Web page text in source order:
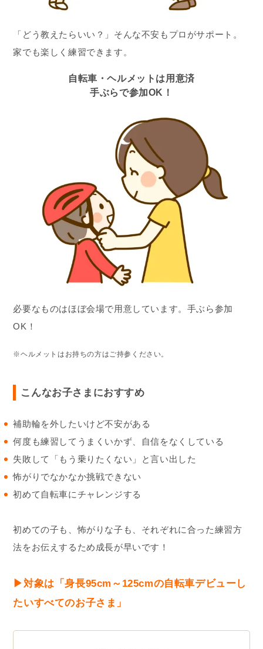
「どう教えたらいい？」そんな不安もプロがサポート。
家でも楽しく練習できます。
自転車・ヘルメットは用意済
手ぶらで参加OK！
必要なものはほぼ会場で用意しています。手ぶら参加
OK！
※ヘルメットはお持ちの方はご持参ください。
こんなお子さまにおすすめ
補助輪を外したいけど不安がある
何度も練習してうまくいかず、自信をなくしている
失敗して「もう乗りたくない」と言い出した
怖がりでなかなか挑戦できない
初めて自転車にチャレンジする
初めての子も、怖がりな子も、それぞれに合った練習方
法をお伝えするため成長が早いです！
▶︎対象は「身長95cm～125cmの自転車デビューし
たいすべてのお子さま」